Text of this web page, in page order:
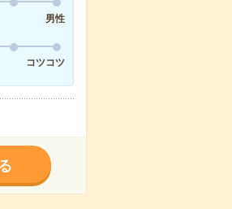
男性
コツコツ